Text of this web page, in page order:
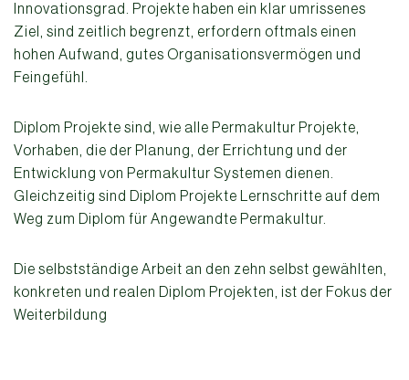
Innovationsgrad. Projekte haben ein klar umrissenes
Ziel, sind zeitlich begrenzt, erfordern oftmals einen
hohen Aufwand, gutes Organisationsvermögen und
Feingefühl.
Diplom Projekte sind, wie alle Permakultur Projekte,
Vorhaben, die der Planung, der Errichtung und der
Entwicklung von Permakultur Systemen dienen.
Gleichzeitig sind Diplom Projekte Lernschritte auf dem
Weg zum Diplom für Angewandte Permakultur.
Die selbstständige Arbeit an den zehn selbst gewählten,
konkreten und realen Diplom Projekten, ist der Fokus der
Weiterbildung